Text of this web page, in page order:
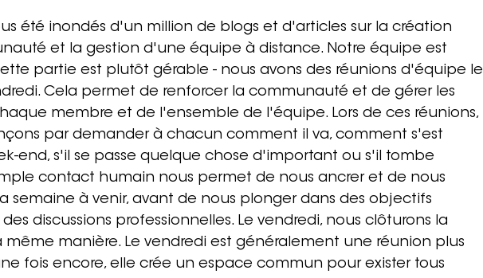
été inondés d'un million de blogs et d'articles sur la création
et la gestion d'une équipe à distance. Notre équipe est
partie est plutôt gérable - nous avons des réunions d'équipe le
Cela permet de renforcer la communauté et de gérer les
membre et de l'ensemble de l'équipe. Lors de ces réunions,
par demander à chacun comment il va, comment s'est
end, s'il se passe quelque chose d'important ou s'il tombe
contact humain nous permet de nous ancrer et de nous
semaine à venir, avant de nous plonger dans des objectifs
discussions professionnelles. Le vendredi, nous clôturons la
même manière. Le vendredi est généralement une réunion plus
fois encore, elle crée un espace commun pour exister tous